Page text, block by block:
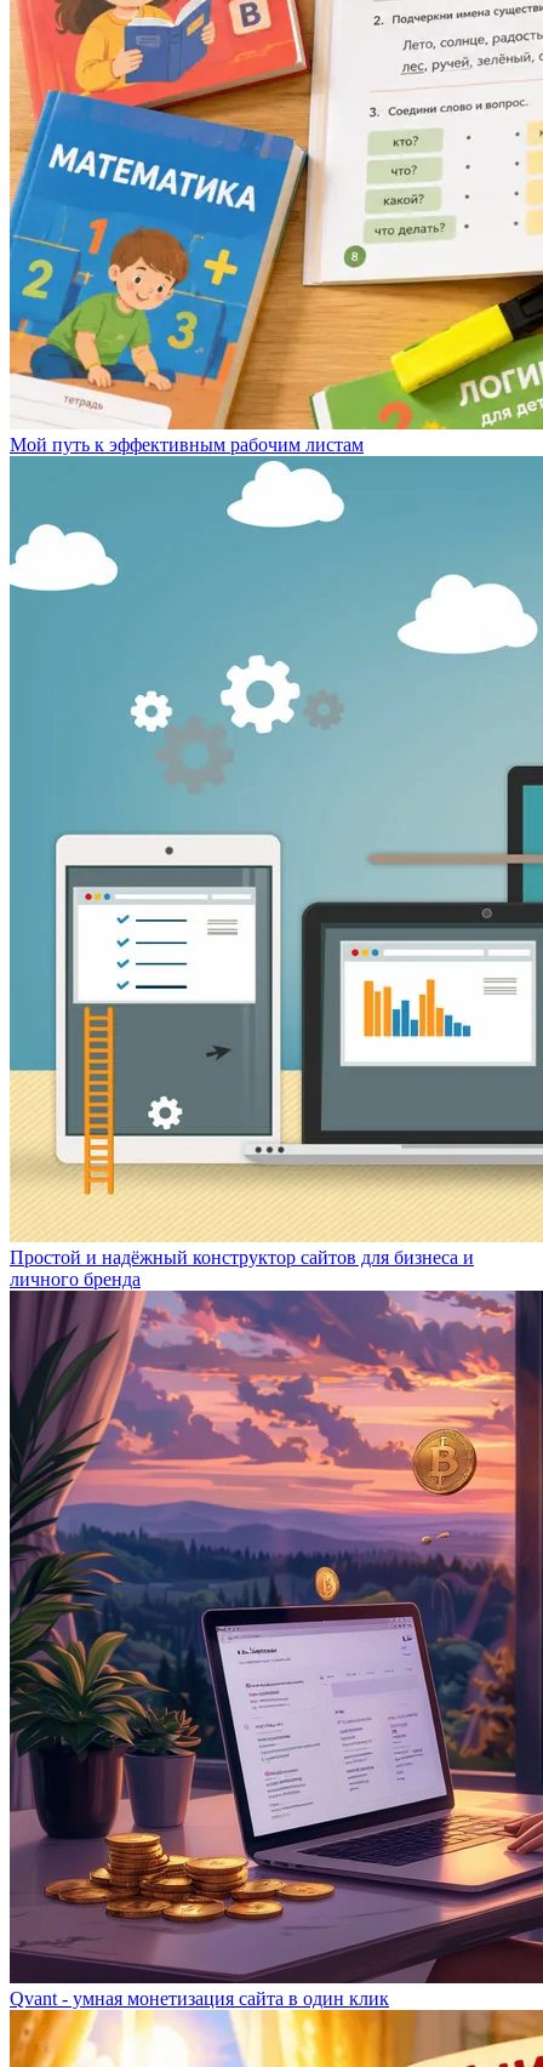
Мой путь к эффективным рабочим листам
Простой и надёжный конструктор сайтов для бизнеса и
личного бренда
Qvant - умная монетизация сайта в один клик